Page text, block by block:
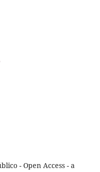
- Open Access - a